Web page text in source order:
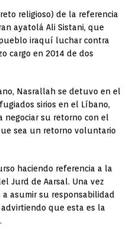
religioso) de la referencia
ayatolá Ali Sistani, que
iraquí luchar contra
cargo en 2014 de dos
Nasrallah se detuvo en el
sirios en el Líbano,
negociar su retorno con el
sea un retorno voluntario
haciendo referencia a la
Jurd de Aarsal. Una vez
asumir su responsabilidad
que esta es la